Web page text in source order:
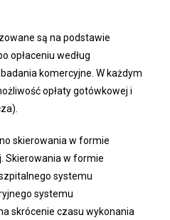
są na podstawie
opłaceniu według
komercyjne. W każdym
opłaty gotówkowej i
skierowania w formie
Skierowania w formie
systemu
systemu
skrócenie czasu wykonania